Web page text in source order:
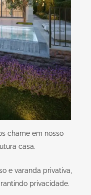
chame em nosso
casa.
e varanda privativa,
privacidade.